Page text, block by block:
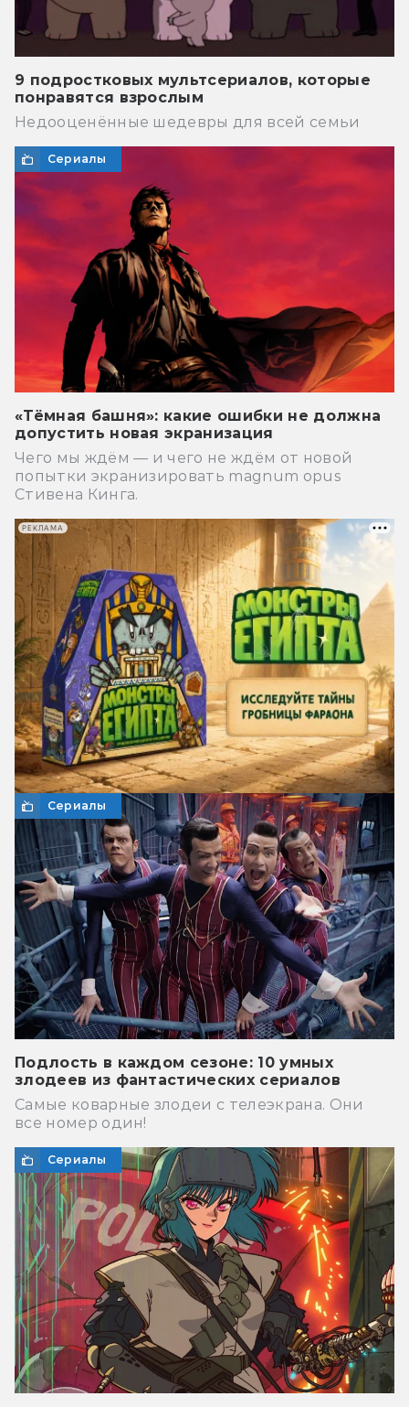
9 подростковых мультсериалов, которые
понравятся взрослым
Недооценённые шедевры для всей семьи
Сериалы
«Тёмная башня»: какие ошибки не должна
допустить новая экранизация
Чего мы ждём — и чего не ждём от новой
попытки экранизировать magnum opus
Стивена Кинга.
Сериалы
Подлость в каждом сезоне: 10 умных
злодеев из фантастических сериалов
Самые коварные злодеи с телеэкрана. Они
все номер один!
Сериалы
РЕКЛАМА